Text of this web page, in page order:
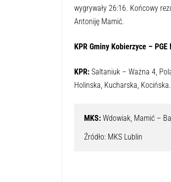
wygrywały 26:16. Końcowy
Antoniję Mamić.
KPR Gminy Kobierzyce –
KPR:Saltaniuk – Ważna 4,
Holinska, Kucharska,
MKS: Wdowiak, Mamić –
Źródło: MKS Lublin